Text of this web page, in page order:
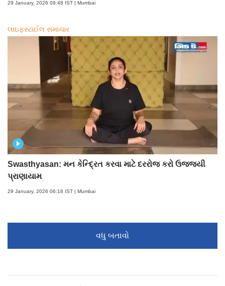
29 January, 2026 09:48 IST | Mumbai
લાઇફસ્ટાઈલ સમાચાર
Swasthyasan: મન કેન્દ્રિત કરવા માટે દરરોજ કરો ઉજ્જયી
પ્રાણાયામ
29 January, 2026 06:18 IST | Mumbai
વધુ બતાવો